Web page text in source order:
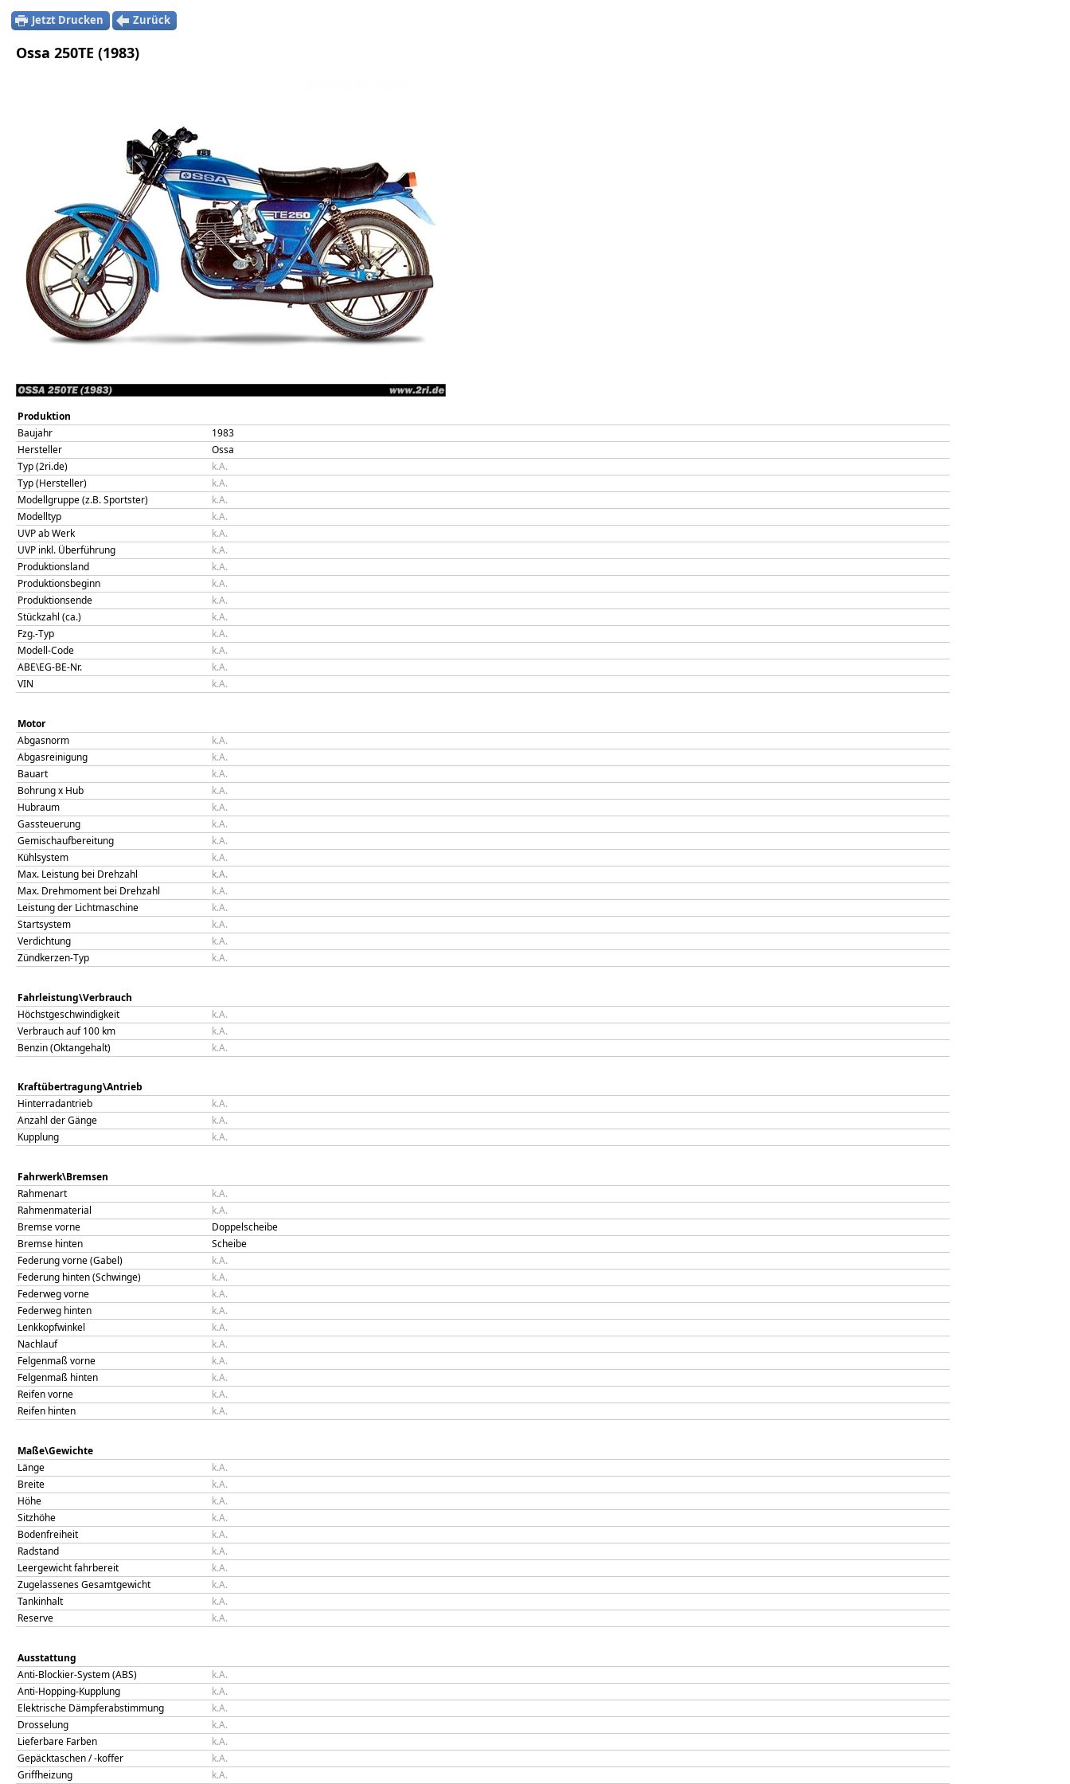
Jetzt Drucken Zurück
Ossa 250TE (1983)
Produktion
Baujahr
1983
Hersteller
Ossa
Typ (2ri.de)
k.A.
Typ (Hersteller)
k.A.
Modellgruppe (z.B. Sportster)
k.A.
Modelltyp
k.A.
UVP ab Werk
k.A.
UVP inkl. Überführung
k.A.
Produktionsland
k.A.
Produktionsbeginn
k.A.
Produktionsende
k.A.
Stückzahl (ca.)
k.A.
Fzg.-Typ
k.A.
Modell-Code
k.A.
ABE\EG-BE-Nr.
k.A.
VIN
k.A.
Motor
Abgasnorm
k.A.
Abgasreinigung
k.A.
Bauart
k.A.
Bohrung x Hub
k.A.
Hubraum
k.A.
Gassteuerung
k.A.
Gemischaufbereitung
k.A.
Kühlsystem
k.A.
Max. Leistung bei Drehzahl
k.A.
Max. Drehmoment bei Drehzahl
k.A.
Leistung der Lichtmaschine
k.A.
Startsystem
k.A.
Verdichtung
k.A.
Zündkerzen-Typ
k.A.
Fahrleistung\Verbrauch
Höchstgeschwindigkeit
k.A.
Verbrauch auf 100 km
k.A.
Benzin (Oktangehalt)
k.A.
Kraftübertragung\Antrieb
Hinterradantrieb
k.A.
Anzahl der Gänge
k.A.
Kupplung
k.A.
Fahrwerk\Bremsen
Rahmenart
k.A.
Rahmenmaterial
k.A.
Bremse vorne
Doppelscheibe
Bremse hinten
Scheibe
Federung vorne (Gabel)
k.A.
Federung hinten (Schwinge)
k.A.
Federweg vorne
k.A.
Federweg hinten
k.A.
Lenkkopfwinkel
k.A.
Nachlauf
k.A.
Felgenmaß vorne
k.A.
Felgenmaß hinten
k.A.
Reifen vorne
k.A.
Reifen hinten
k.A.
Maße\Gewichte
Länge
k.A.
Breite
k.A.
Höhe
k.A.
Sitzhöhe
k.A.
Bodenfreiheit
k.A.
Radstand
k.A.
Leergewicht fahrbereit
k.A.
Zugelassenes Gesamtgewicht
k.A.
Tankinhalt
k.A.
Reserve
k.A.
Ausstattung
Anti-Blockier-System (ABS)
k.A.
Anti-Hopping-Kupplung
k.A.
Elektrische Dämpferabstimmung
k.A.
Drosselung
k.A.
Lieferbare Farben
k.A.
Gepäcktaschen / -koffer
k.A.
Griffheizung
k.A.